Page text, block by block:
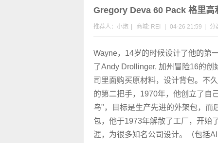
Gregory Deva 60 Pack 格里高
推荐人：小炮 商城: REI 04-26 21:59 分
Wayne，14岁的时候设计了他的第
了Andy Drollinger, 加州冒险16的创
司里面购买原材料，设计背包。不
的第二把手，1970年，他创立了自
鸟"，目标是生产先进的外架包，而
包，他于1973年解散了工厂，开始
涯，为很多知名公司设计。（包括